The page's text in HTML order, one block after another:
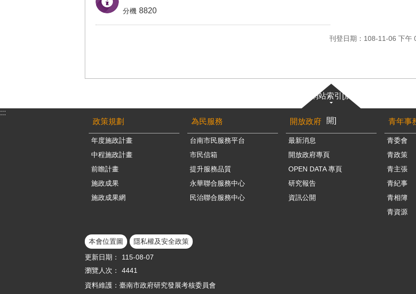
8820
刊登日期：108-11-06 下午
網站索引[展
開]
:::
政策規劃
年度施政計畫
中程施政計畫
前瞻計畫
施政成果
施政成果網
為民服務
台南市民服務平台
市民信箱
提升服務品質
永華聯合服務中心
民治聯合服務中心
開放政府
最新消息
開放政府專頁
OPEN DATA 專頁
研究報告
資訊公開
青年事
青委會
青政策
青主張
青紀事
青相簿
青資源
本會位置圖
隱私權及安全政策
更新日期：
115-08-07
瀏覽人次：
4441
資料維護：臺南市政府研究發展考核委員會